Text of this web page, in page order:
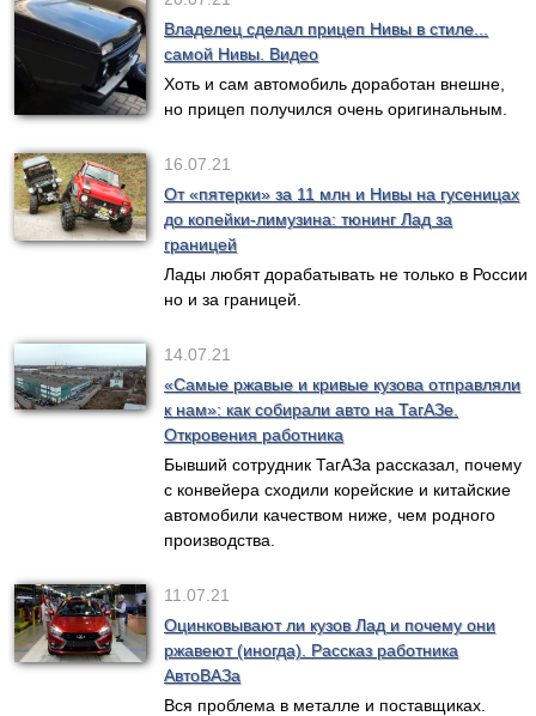
Владелец сделал прицеп Нивы в стиле...
самой Нивы. Видео
Хоть и сам автомобиль доработан внешне,
но прицеп получился очень оригинальным.
16.07.21
От «пятерки» за 11 млн и Нивы на гусеницах
до копейки-лимузина: тюнинг Лад за
границей
Лады любят дорабатывать не только в России
но и за границей.
14.07.21
«Самые ржавые и кривые кузова отправляли
к нам»: как собирали авто на ТагАЗе.
Откровения работника
Бывший сотрудник ТагАЗа рассказал, почему
с конвейера сходили корейские и китайские
автомобили качеством ниже, чем родного
производства.
11.07.21
Оцинковывают ли кузов Лад и почему они
ржавеют (иногда). Рассказ работника
АвтоВАЗа
Вся проблема в металле и поставщиках.